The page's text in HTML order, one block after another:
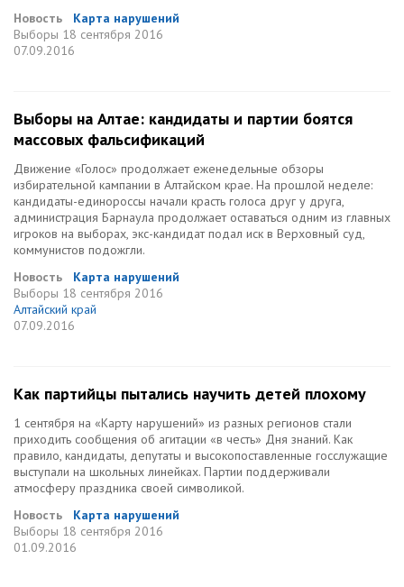
Новость
Карта нарушений
Выборы 18 сентября 2016
07.09.2016
Выборы на Алтае: кандидаты и партии боятся
массовых фальсификаций
Движение «Голос» продолжает еженедельные обзоры
избирательной кампании в Алтайском крае. На прошлой неделе:
кандидаты-единороссы начали красть голоса друг у друга,
администрация Барнаула продолжает оставаться одним из главных
игроков на выборах, экс-кандидат подал иск в Верховный суд,
коммунистов подожгли.
Новость
Карта нарушений
Выборы 18 сентября 2016
Алтайский край
07.09.2016
Как партийцы пытались научить детей плохому
1 сентября на «Карту нарушений» из разных регионов стали
приходить сообщения об агитации «в честь» Дня знаний. Как
правило, кандидаты, депутаты и высокопоставленные госслужащие
выступали на школьных линейках. Партии поддерживали
атмосферу праздника своей символикой.
Новость
Карта нарушений
Выборы 18 сентября 2016
01.09.2016